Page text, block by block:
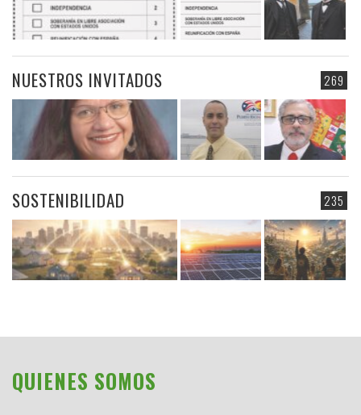
269
NUESTROS INVITADOS
235
SOSTENIBILIDAD
QUIENES SOMOS